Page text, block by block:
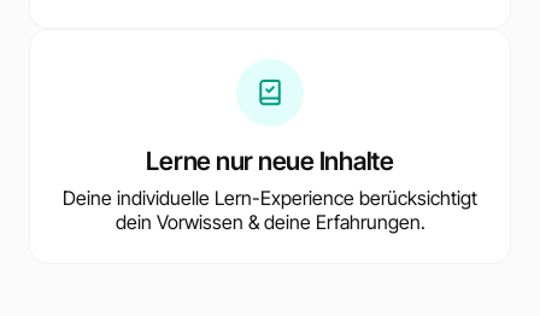
Lerne nur neue Inhalte
Deine individuelle Lern-Experience berücksichtigt
dein Vorwissen & deine Erfahrungen.